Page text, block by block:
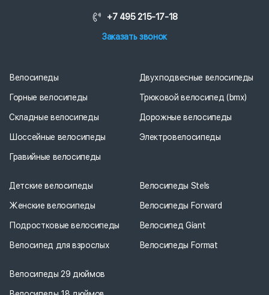
+7 495 215-17-18
Заказать звонок
Велосипеды
Горные велосипеды
Складные велосипеды
Шоссейные велосипеды
Гравийные велосипеды
Двухподвесные велосипеды
Трюковой велосипед (bmx)
Дорожные велосипеды
Электровелосипеды
Детские велосипеды
Женские велосипеды
Подростковые велосипеды
Велосипед для взрослых
Велосипеды Stels
Велосипеды Forward
Велосипед Giant
Велосипеды Format
Велосипеды 29 дюймов